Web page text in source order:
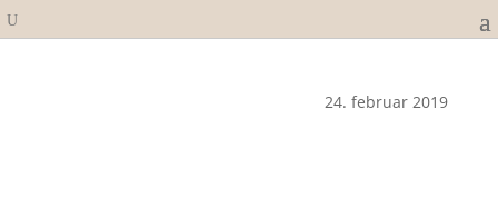
24. februar 2019